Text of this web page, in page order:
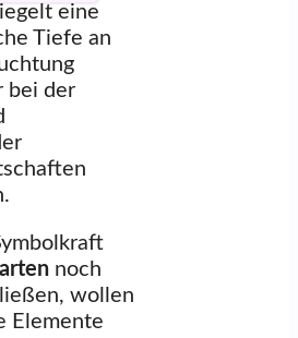
eine
Tiefe an
bei der
noch
wollen
Elemente